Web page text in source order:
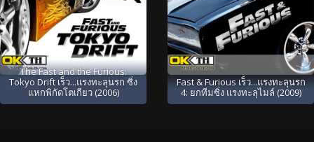
The Fast and the Furious:
Tokyo Drift เร็ว...แรงทะลุนรก ซิ่ง
แหกพิกัดโตเกียว (2006)
Fast & Furious เร็ว...แรงทะลุนรก
4: ยกทีมซิ่ง แรงทะลุไมล์ (2009)